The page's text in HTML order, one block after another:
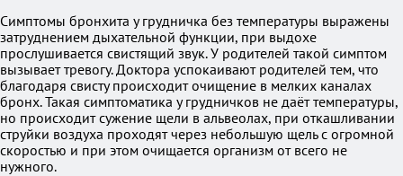
Симптомы бронхита у грудничка без температуры выражены
затруднением дыхательной функции, при выдохе
прослушивается свистящий звук. У родителей такой симптом
вызывает тревогу. Доктора успокаивают родителей тем, что
благодаря свисту происходит очищение в мелких каналах
бронх. Такая симптоматика у грудничков не даёт температуры,
но происходит сужение щели в альвеолах, при откашливании
струйки воздуха проходят через небольшую щель с огромной
скоростью и при этом очищается организм от всего не
нужного.